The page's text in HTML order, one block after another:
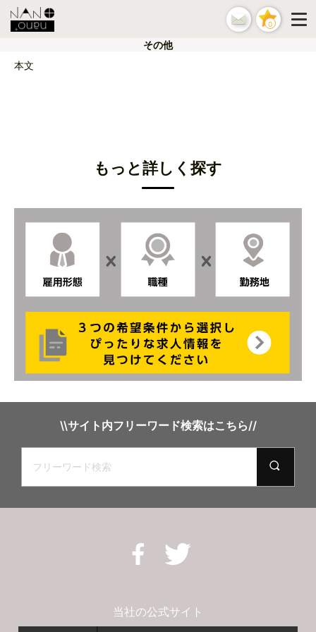
0
その他
本文
もっと詳しく探す
\\サイト内フリーワード検索はこちら//
当社の公式サイト